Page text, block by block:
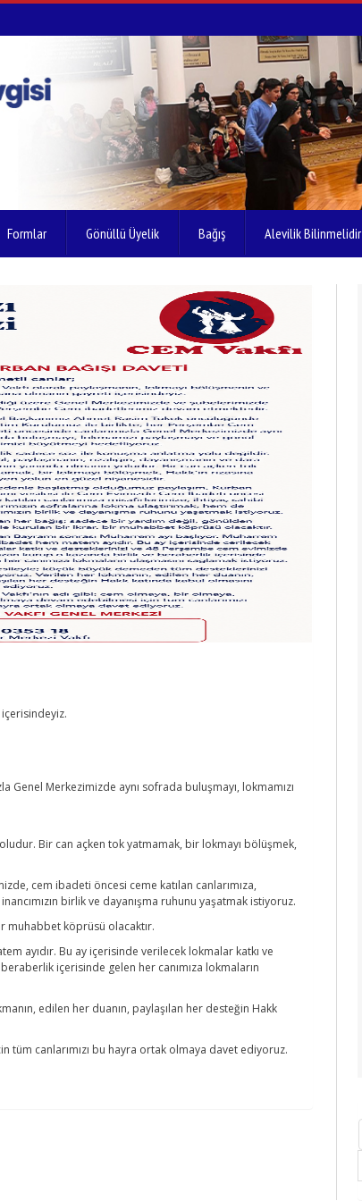
Formlar Gönüllü Üyelik Bağış Alevilik Bilinmelidir
içerisindeyiz.
Merkezimizde aynı sofrada buluşmayı, lokmamızı
Bir can açken tok yatmamak, bir lokmayı bölüşmek,
cem ibadeti öncesi ceme katılan canlarımıza,
birlik ve dayanışma ruhunu yaşatmak istiyoruz.
muhabbet köprüsü olacaktır.
ayıdır. Bu ay içerisinde verilecek lokmalar katkı ve
içerisinde gelen her canımıza lokmaların
edilen her duanın, paylaşılan her desteğin Hakk
tüm canlarımızı bu hayra ortak olmaya davet ediyoruz.